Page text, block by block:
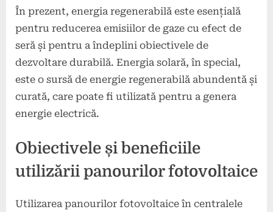
În prezent, energia regenerabilă este esențială
pentru reducerea emisiilor de gaze cu efect de
seră și pentru a îndeplini obiectivele de
dezvoltare durabilă. Energia solară, în special,
este o sursă de energie regenerabilă abundentă și
curată, care poate fi utilizată pentru a genera
energie electrică.
Obiectivele și beneficiile
utilizării panourilor fotovoltaice
Utilizarea panourilor fotovoltaice în centralele